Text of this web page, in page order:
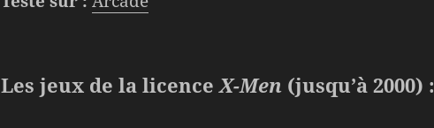
Les jeux de la licenceX-Men (jusqu’à 2000) :